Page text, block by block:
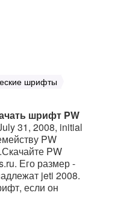
шрифты
шрифт PW
31, 2008, initial
PW
PW
Его размер -
jeti 2008.
если он